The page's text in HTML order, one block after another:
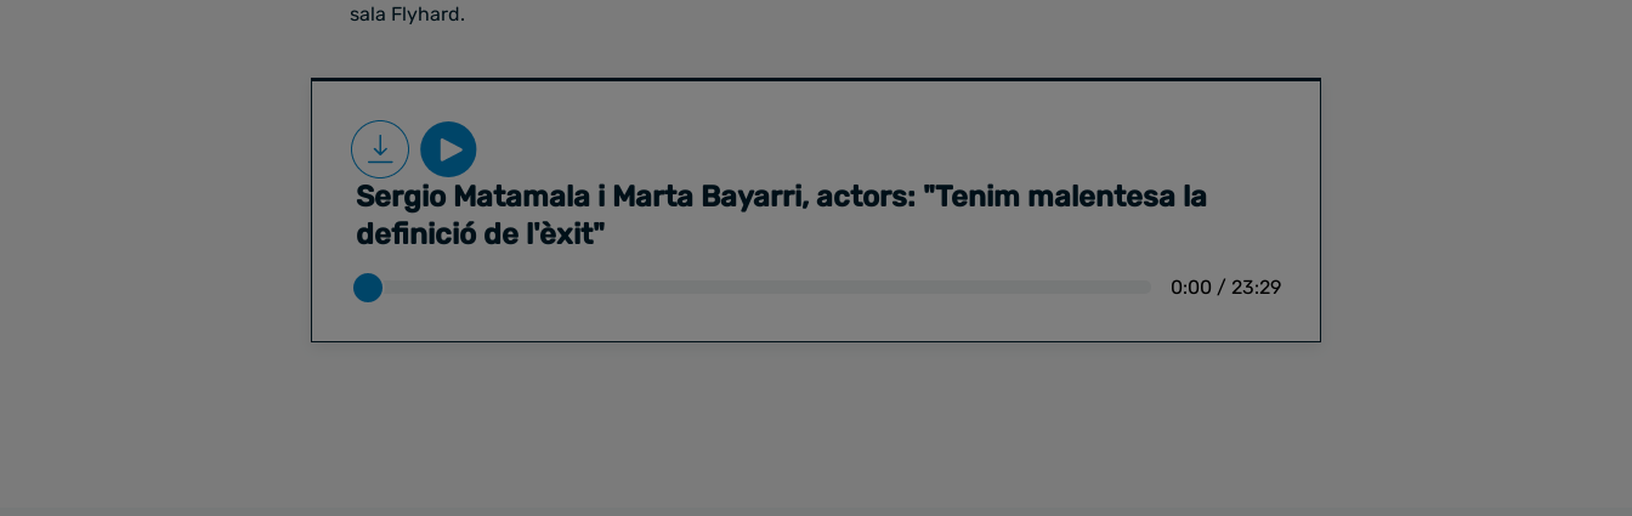
sala Flyhard.
Sergio Matamala i Marta Bayarri, actors: "Tenim malentesa la
definició de l'èxit"
0:00 / 23:29